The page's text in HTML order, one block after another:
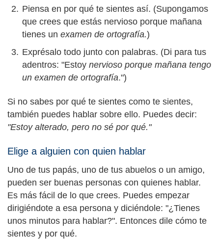
Piensa en por qué te sientes así. (Supongamos
que crees que estás nervioso porque mañana
tienes un examen de ortografía.)
Exprésalo todo junto con palabras. (Di para tus
adentros: "Estoy nervioso porque mañana tengo
un examen de ortografía.")
Si no sabes por qué te sientes como te sientes,
también puedes hablar sobre ello. Puedes decir:
"Estoy alterado, pero no sé por qué."
Elige a alguien con quien hablar
Uno de tus papás, uno de tus abuelos o un amigo,
pueden ser buenas personas con quienes hablar.
Es más fácil de lo que crees. Puedes empezar
dirigiéndote a esa persona y diciéndole: "¿Tienes
unos minutos para hablar?". Entonces dile cómo te
sientes y por qué.